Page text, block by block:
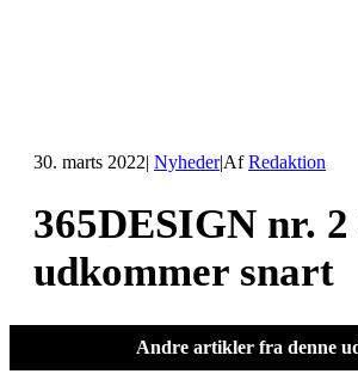
30. marts 2022| Nyheder|AfRedaktion
365DESIGN nr. 2
udkommer snart
Andre artikler fra denne